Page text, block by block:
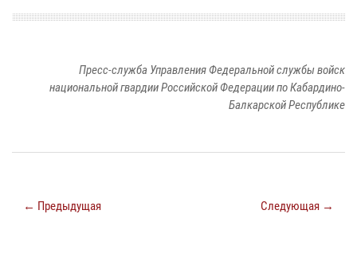
Пресс-служба Управления Федеральной службы войск
национальной гвардии Российской Федерации по Кабардино-
Балкарской Республике
← Предыдущая Следующая →